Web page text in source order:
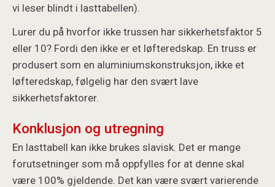
vi leser blindt i lasttabellen).
Lurer du på hvorfor ikke trussen har sikkerhetsfaktor 5
eller 10? Fordi den ikke er et løfteredskap. En truss er
produsert som en aluminiumskonstruksjon, ikke et
løfteredskap, følgelig har den svært lave
sikkerhetsfaktorer.
Konklusjon og utregning
En lasttabell kan ikke brukes slavisk. Det er mange
forutsetninger som må oppfylles for at denne skal
være 100% gjeldende. Det kan være svært varierende